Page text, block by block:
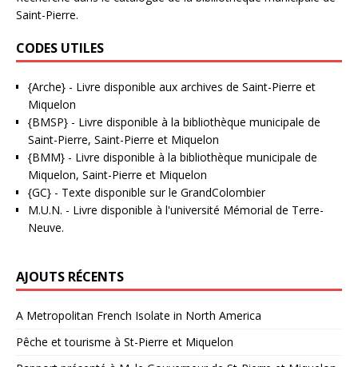
Saint-Pierre.
CODES UTILES
{Arche} - Livre disponible aux archives de Saint-Pierre et
Miquelon
{BMSP} - Livre disponible à la bibliothèque municipale de
Saint-Pierre, Saint-Pierre et Miquelon
{BMM} - Livre disponible à la bibliothèque municipale de
Miquelon, Saint-Pierre et Miquelon
{GC} - Texte disponible sur le GrandColombier
M.U.N. - Livre disponible à l'université Mémorial de Terre-
Neuve.
AJOUTS RÉCENTS
A Metropolitan French Isolate in North America
Pêche et tourisme à St-Pierre et Miquelon